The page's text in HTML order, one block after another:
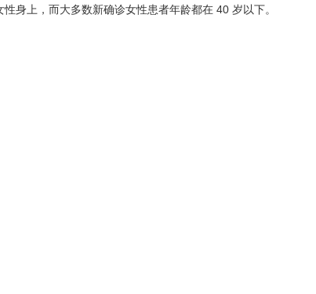
身上，而大多数新确诊女性患者年龄都在 40 岁以下。